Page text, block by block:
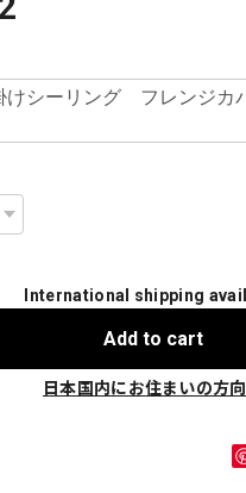
International shipping
Add to cart
日本国内にお住まいの方